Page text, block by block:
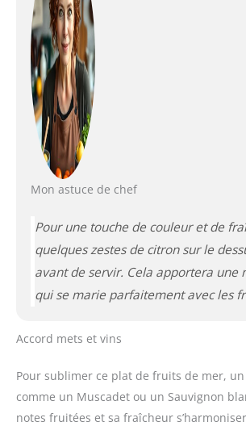
Mon astuce de chef
Pour une touche de couleur et de
quelques zestes de citron sur le
avant de servir. Cela apportera une
qui se marie parfaitement avec les
Accord mets et vins
Pour sublimer ce plat de fruits de mer,
comme un Muscadet ou un Sauvignon
notes fruitées et sa fraîcheur